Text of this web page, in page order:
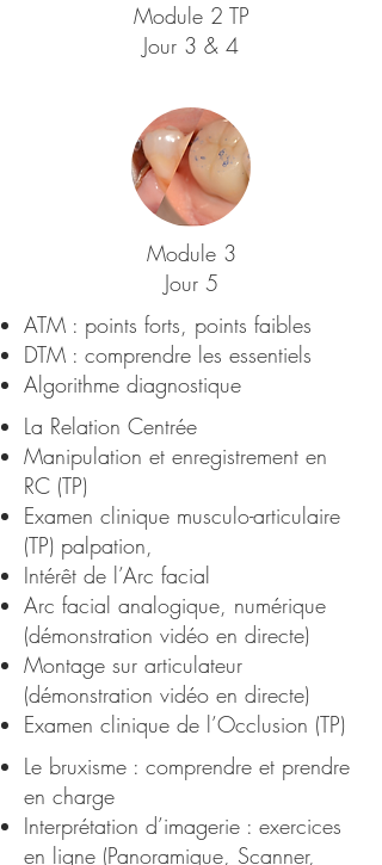
Module 2 TP
Jour 3 & 4
Module 3
Jour 5
ATM : points forts, points faibles
DTM : comprendre les essentiels
Algorithme diagnostique
La Relation Centrée
Manipulation et enregistrement en
RC (TP)
Examen clinique musculo-articulaire
(TP) palpation,
Intérêt de l’Arc facial
Arc facial analogique, numérique
(démonstration vidéo en directe)
Montage sur articulateur
(démonstration vidéo en directe)
Examen clinique de l’Occlusion (TP)
Le bruxisme : comprendre et prendre
en charge
Interprétation d’imagerie : exercices
en ligne (Panoramique, Scanner,